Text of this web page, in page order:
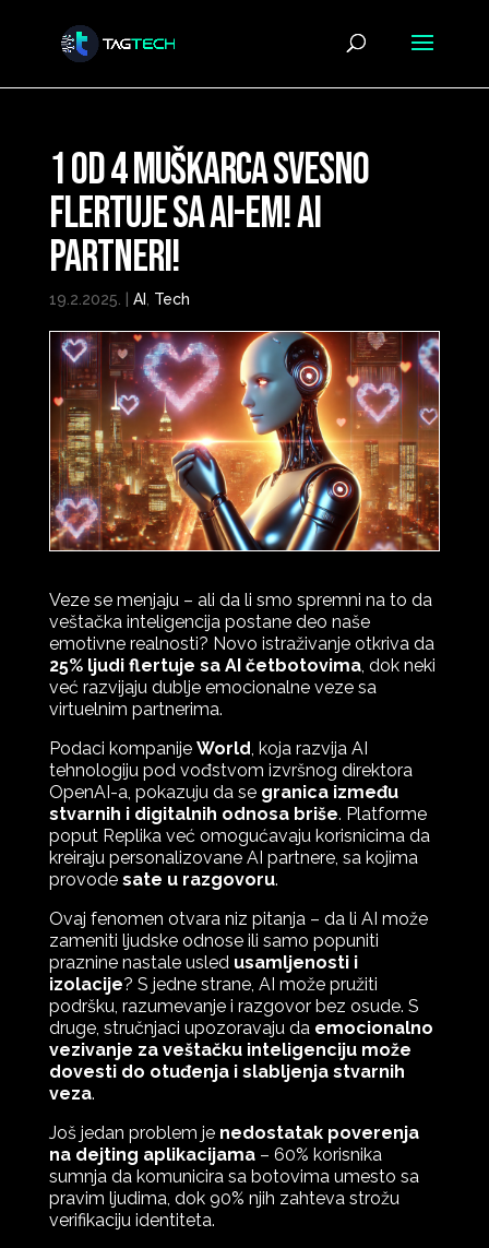
1 od 4 Muškarca Svesno
Flertuje sa AI-em! AI
Partneri!
19.2.2025. AI Tech
Veze se menjaju – ali da li smo spremni na to da
veštačka inteligencija postane deo naše
emotivne realnosti? Novo istraživanje otkriva da
25% ljudi flertuje sa AI četbotovima, dok neki
već razvijaju dublje emocionalne veze sa
virtuelnim partnerima.
Podaci kompanije World, koja razvija AI
tehnologiju pod vođstvom izvršnog direktora
OpenAI-a, pokazuju da se granica između
stvarnih i digitalnih odnosa briše. Platforme
poput Replika već omogućavaju korisnicima da
kreiraju personalizovane AI partnere, sa kojima
provode sate u razgovoru.
Ovaj fenomen otvara niz pitanja – da li AI može
zameniti ljudske odnose ili samo popuniti
praznine nastale usled usamljenosti i
izolacije? S jedne strane, AI može pružiti
podršku, razumevanje i razgovor bez osude. S
druge, stručnjaci upozoravaju da emocionalno
vezivanje za veštačku inteligenciju može
dovesti do otuđenja i slabljenja stvarnih
veza.
Još jedan problem je nedostatak poverenja
na dejting aplikacijama– 60% korisnika
sumnja da komunicira sa botovima umesto sa
pravim ljudima, dok 90% njih zahteva strožu
verifikaciju identiteta.